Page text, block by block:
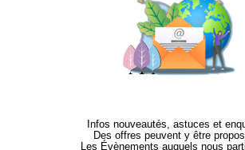
Infos nouveautés, astuces et
Des offres peuvent y être
Les Évènements auquels nous